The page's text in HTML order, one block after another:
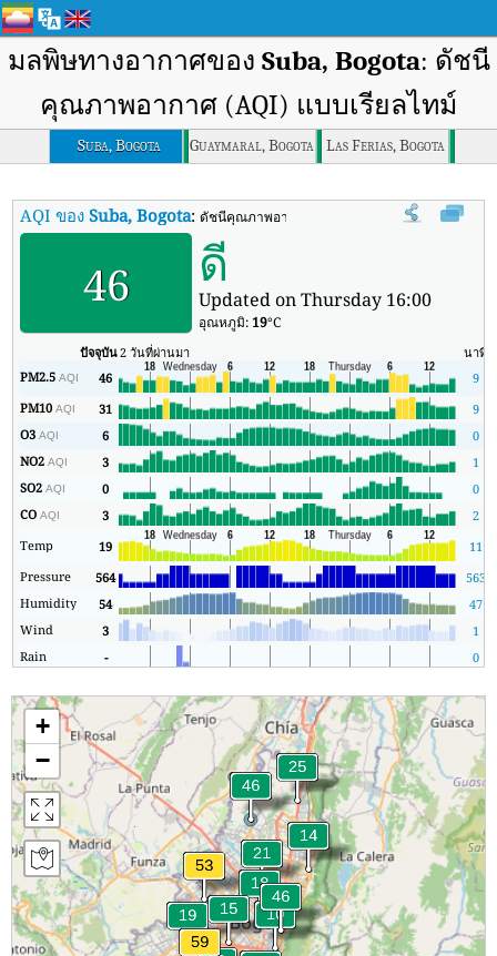
มลพิษทางอากาศของ Suba, Bogota: ดัชนี
คุณภาพอากาศ (AQI) แบบเรียลไทม์
Suba, Bogota Guaymaral, Bogota Las Ferias, Bogota
AQI ของSuba, Bogota:ดัชนีคุณภาพอากาศ (AQI) แบบเรียลไทม์ของ Suba,
46 ดี
Updated on Thursday 16:00
อุณหภูมิ: 19°C
ปัจจุบัน2 วันที่ผ่านมา นาที
PM2.5AQI 46
9
PM10AQI 31
9
O3AQI 6
0
NO2AQI 3
1
SO2AQI 0
0
COAQI 3
2
Temp
19
11
Pressure
564 563
Humidity
54
47
Wind
3
1
Rain
- 0
+
−